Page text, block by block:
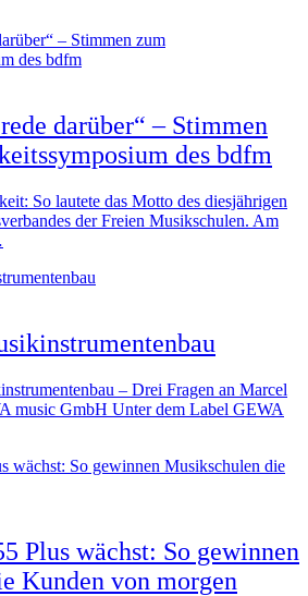
darüber“ – Stimmen
des bdfm
So lautete das Motto des diesjährigen
der Freien Musikschulen. Am
– Drei Fragen an Marcel
music GmbH Unter dem Label GEWA
Plus wächst: So gewinnen
Kunden von morgen